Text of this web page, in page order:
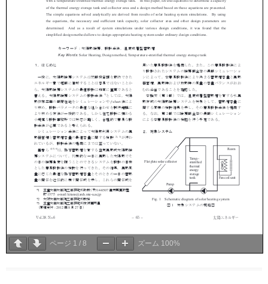
ページ 1 / 8 ズーム 100%